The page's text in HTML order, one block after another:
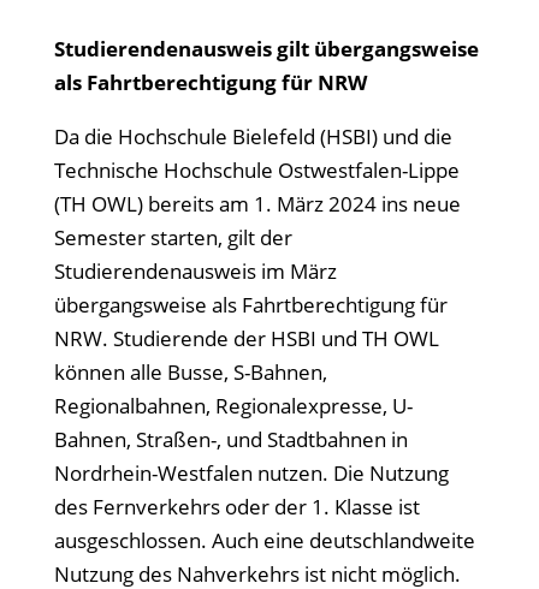
Studierendenausweis gilt übergangsweise
als Fahrtberechtigung für NRW
Da die Hochschule Bielefeld (HSBI) und die
Technische Hochschule Ostwestfalen-Lippe
(TH OWL) bereits am 1. März 2024 ins neue
Semester starten, gilt der
Studierendenausweis im März
übergangsweise als Fahrtberechtigung für
NRW. Studierende der HSBI und TH OWL
können alle Busse, S-Bahnen,
Regionalbahnen, Regionalexpresse, U-
Bahnen, Straßen-, und Stadtbahnen in
Nordrhein-Westfalen nutzen. Die Nutzung
des Fernverkehrs oder der 1. Klasse ist
ausgeschlossen. Auch eine deutschlandweite
Nutzung des Nahverkehrs ist nicht möglich.